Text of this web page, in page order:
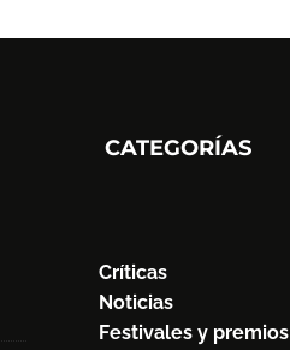
CATEGORÍAS
Críticas
Noticias
Festivales y premios